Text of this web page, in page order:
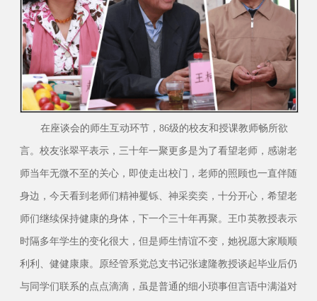
在座谈会的师生互动环节，86级的校友和授课教师畅所欲
言。校友张翠平表示，三十年一聚更多是为了看望老师，感谢老
师当年无微不至的关心，即使走出校门，老师的照顾也一直伴随
身边，今天看到老师们精神矍铄、神采奕奕，十分开心，希望老
师们继续保持健康的身体，下一个三十年再聚。王巾英教授表示
时隔多年学生的变化很大，但是师生情谊不变，她祝愿大家顺顺
利利、健健康康。原经管系党总支书记张逮隆教授谈起毕业后仍
与同学们联系的点点滴滴，虽是普通的细小琐事但言语中满溢对